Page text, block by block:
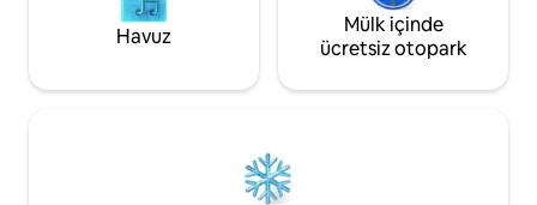
Havuz
Mülk içinde
ücretsiz otopark